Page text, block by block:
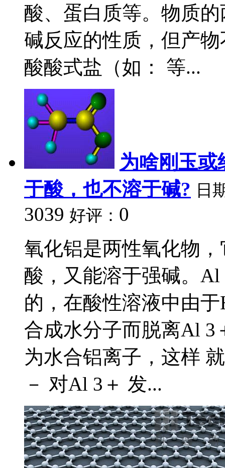
酸、蛋白质等。物质
碱反应的性质，但产
酸酸式盐（如： 等...
为啥刚玉或
于酸，也不溶于碱? 日
3039 好评： 0
氧化铝是两性氧化物
酸，又能溶于强碱。Al
的，在酸性溶液中由
合成水分子而脱离Al 3
为水合铝离子，这样
－ 对Al 3＋ 发...